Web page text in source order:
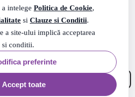
intelege Politica de Cookie,
si Clauze si Conditii.
a site-ului implică acceptarea
si conditii.
preferinte
Accept toate
presiune de 3.5 bari, negru, Floria